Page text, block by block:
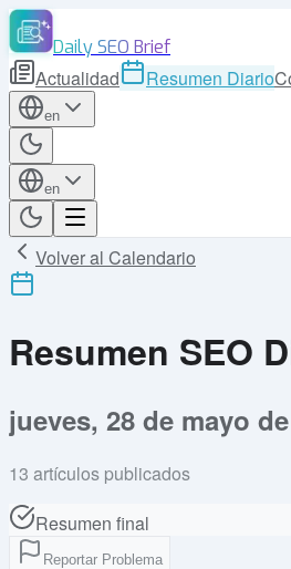
Daily SEO Brief
Actualidad Resumen Diario
en
en
Volver al Calendario
Resumen SEO
jueves, 28 de mayo
13 artículos publicados
Resumen final
Reportar Problema